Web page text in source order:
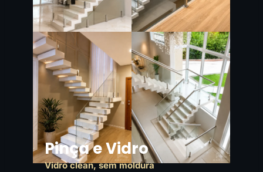
Pinça e Vidro
Vidro clean, sem moldura